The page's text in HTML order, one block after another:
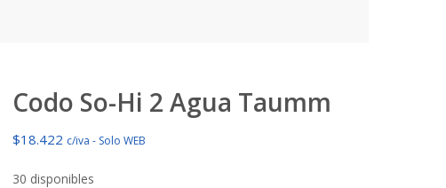
Codo So-Hi 2 Agua Taumm
$18.422 c/iva - Solo WEB
30 disponibles